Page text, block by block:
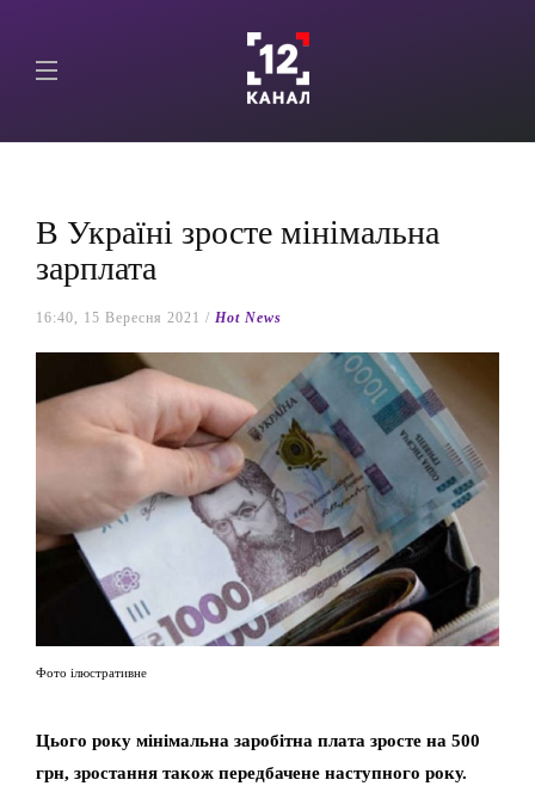
В Україні зросте мінімальна
зарплата
16:40, 15 Вересня 2021 / Hot News
Фото ілюстративне
Цього року мінімальна заробітна плата зросте на 500
грн, зростання також передбачене наступного року.